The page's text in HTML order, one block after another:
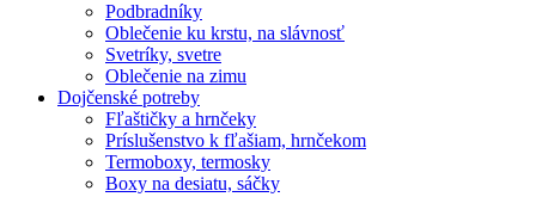
Podbradníky
Oblečenie ku krstu, na slávnosť
Svetríky, svetre
Oblečenie na zimu
Dojčenské potreby
Fľaštičky a hrnčeky
Príslušenstvo k fľašiam, hrnčekom
Termoboxy, termosky
Boxy na desiatu, sáčky